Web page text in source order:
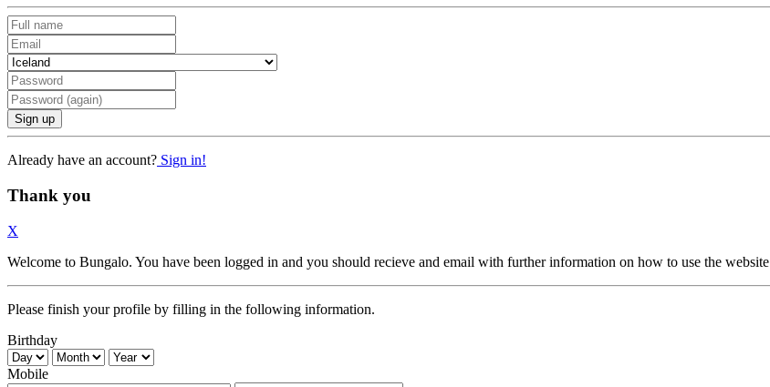
Sign up
Already have an account? Sign in!
Thank you
X
Welcome to Bungalo. You have been logged in and you should recieve and email with further information on how to use the website
Please finish your profile by filling in the following information.
Birthday
Mobile